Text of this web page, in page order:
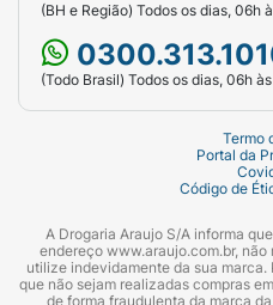
(BH e Região) Todos os dias, 06h
(Todo Brasil) Todos os dias, 06h
Termo
Portal da
Código de
A Drogaria Araujo S/A informa
endereço www.araujo.com.br,
utilize indevidamente da sua
que não sejam realizadas compras
de forma fraudulenta da marca